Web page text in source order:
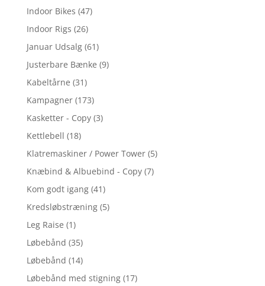
Indoor Bikes (47)
Indoor Rigs (26)
Januar Udsalg (61)
Justerbare Bænke (9)
Kabeltårne (31)
Kampagner (173)
Kasketter - Copy (3)
Kettlebell (18)
Klatremaskiner / Power Tower (5)
Knæbind & Albuebind - Copy (7)
Kom godt igang (41)
Kredsløbstræning (5)
Leg Raise (1)
Løbebånd (35)
Løbebånd (14)
Løbebånd med stigning (17)